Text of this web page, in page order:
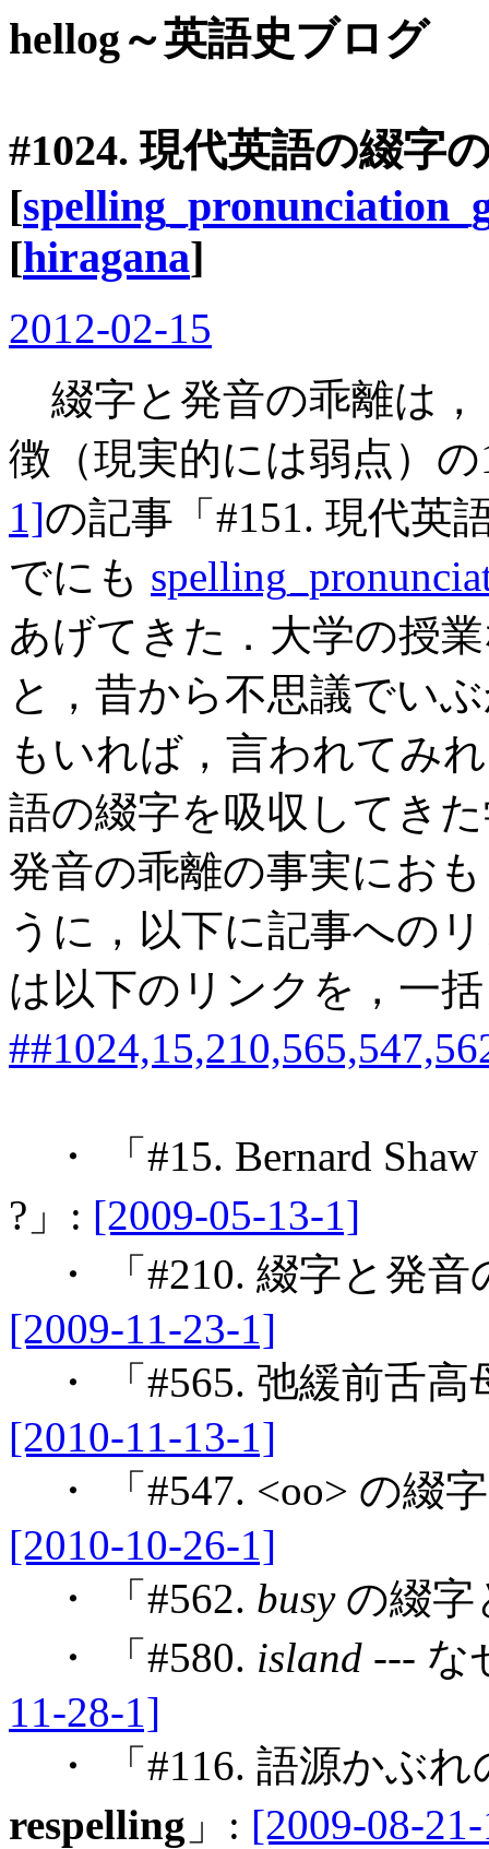
hellog～英語史ブログ
#1024. 現代英語の綴字
[
[hiragana]
2012-02-15
綴字と発音の乖離は
徴（現実的には弱点）
1]の記事「#151. 現代英
でにも
あげてきた．大学の授
と，昔から不思議でい
もいれば，言われてみ
語の綴字を吸収してき
発音の乖離の事実にお
うに，以下に記事への
は以下のリンクを，一
・ 「#15. Bernard
?」: [2009-05-13-1]
・ 「#210. 綴字と発音
[2009-11-23-1]
・ 「#565. 弛緩前舌高
[2010-11-13-1]
・ 「#547. <oo> の綴
[2010-10-26-1]
・ 「#562. busyの綴字
・ 「#580. island --- な
11-28-1]
・ 「#116. 語源かぶ
respelling 」: [2009-08-